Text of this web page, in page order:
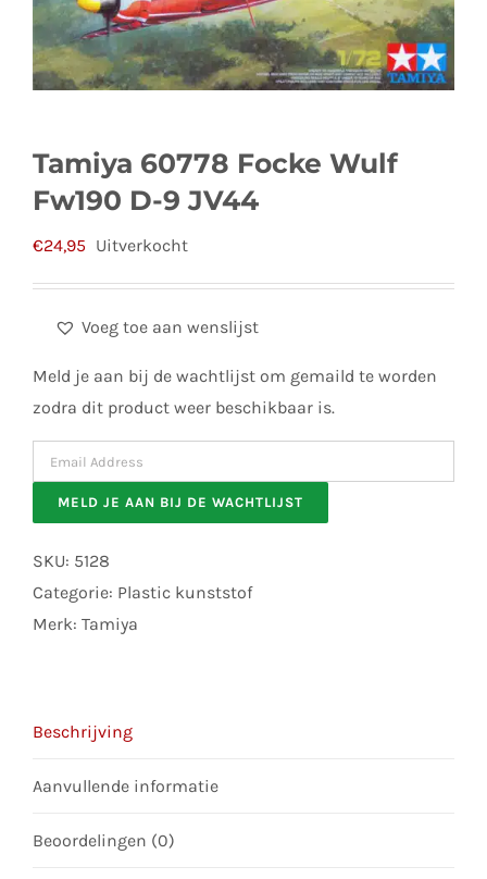
Tamiya 60778 Focke Wulf
Fw190 D-9 JV44
€24,95 Uitverkocht
Voeg toe aan wenslijst
Meld je aan bij de wachtlijst om gemaild te worden
zodra dit product weer beschikbaar is.
Enter
your
email
address
to
this
MELD JE AAN BIJ DE WACHTLIJST
SKU: 5128
Categorie: Plastic kunststof
Merk: Tamiya
Beschrijving
Aanvullende informatie
Beoordelingen (0)